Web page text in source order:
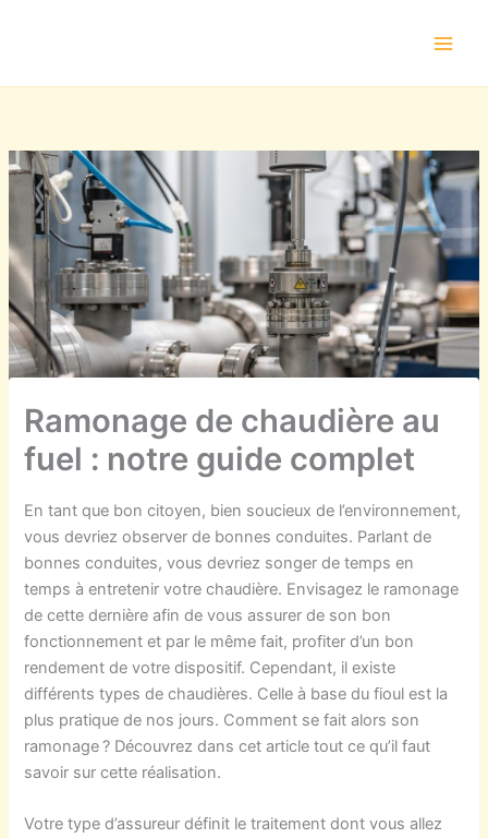
Ramonage de chaudière au
fuel : notre guide complet
En tant que bon citoyen, bien soucieux de l’environnement,
vous devriez observer de bonnes conduites. Parlant de
bonnes conduites, vous devriez songer de temps en
temps à entretenir votre chaudière. Envisagez le ramonage
de cette dernière afin de vous assurer de son bon
fonctionnement et par le même fait, profiter d’un bon
rendement de votre dispositif. Cependant, il existe
différents types de chaudières. Celle à base du fioul est la
plus pratique de nos jours. Comment se fait alors son
ramonage ? Découvrez dans cet article tout ce qu’il faut
savoir sur cette réalisation.
Votre type d’assureur définit le traitement dont vous allez